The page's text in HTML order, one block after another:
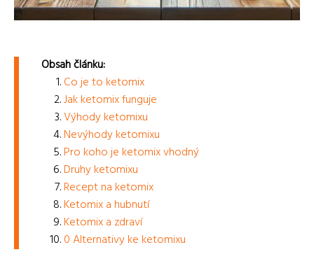
Obsah článku:
Co je to ketomix
Jak ketomix funguje
Výhody ketomixu
Nevýhody ketomixu
Pro koho je ketomix vhodný
Druhy ketomixu
Recept na ketomix
Ketomix a hubnutí
Ketomix a zdraví
0 Alternativy ke ketomixu